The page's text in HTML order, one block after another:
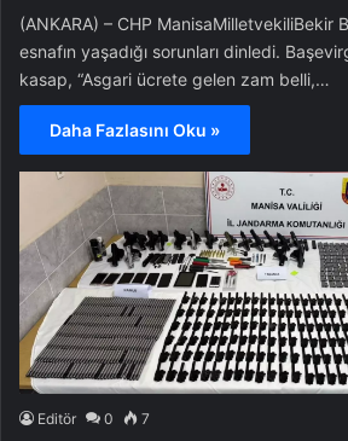
(ANKARA) – CHP ManisaMilletvekiliBekir
esnafın yaşadığı sorunları dinledi.
kasap, “Asgari ücrete gelen zam belli,…
Daha Fazlasını Oku »
Editör 0 7